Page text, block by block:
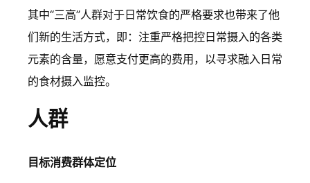
其中“三高”人群对于日常饮食的严格要求也带来了他
们新的生活方式，即：注重严格把控日常摄入的各类
元素的含量，愿意支付更高的费用，以寻求融入日常
的食材摄入监控。
人群
目标消费群体定位